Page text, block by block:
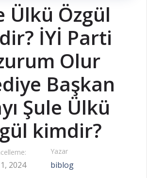
Ülkü Özgül
İYİ Parti
Olur
Başkan
Şule Ülkü
kimdir?
2024
Yazar
biblog